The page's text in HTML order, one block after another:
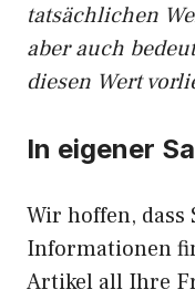
tatsächlichen
aber auch
diesen Wert
In eigener
Wir hoffen, dass
Informationen
Artikel all Ihre